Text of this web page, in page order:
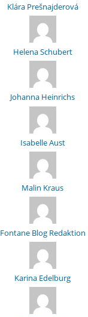
Klára Prešnajderová
Helena Schubert
Johanna Heinrichs
Isabelle Aust
Malin Kraus
Fontane Blog Redaktion
Karina Edelburg